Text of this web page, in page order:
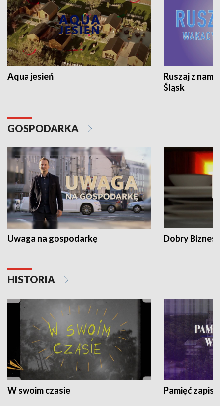
Aqua jesień
Ruszaj z
Śląsk
GOSPODARKA
Uwaga na gospodarkę Dobry Biznes
HISTORIA
W swoim czasie Pamięć